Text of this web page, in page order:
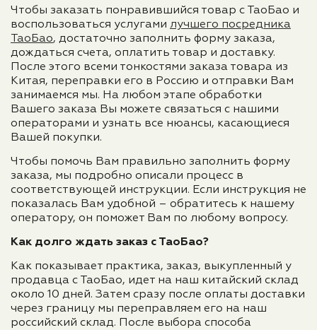
Чтобы заказать понравившийся товар с ТаоБао и
воспользоваться услугами лучшего посредника
ТаоБао, достаточно заполнить форму заказа,
дождаться счета, оплатить товар и доставку.
После этого всеми тонкостями заказа товара из
Китая, переправки его в Россию и отправки Вам
занимаемся мы. На любом этапе обработки
Вашего заказа Вы можете связаться с нашими
операторами и узнать все нюансы, касающиеся
Вашей покупки.
Чтобы помочь Вам правильно заполнить форму
заказа, мы подробно описали процесс в
соответствующей инструкции. Если инструкция не
показалась Вам удобной – обратитесь к нашему
оператору, он поможет Вам по любому вопросу.
Как долго ждать заказ с ТаоБао?
Как показывает практика, заказ, выкупленный у
продавца с ТаоБао, идет на наш китайский склад
около 10 дней. Затем сразу после оплаты доставки
через границу мы переправляем его на наш
российский склад. После выбора способа